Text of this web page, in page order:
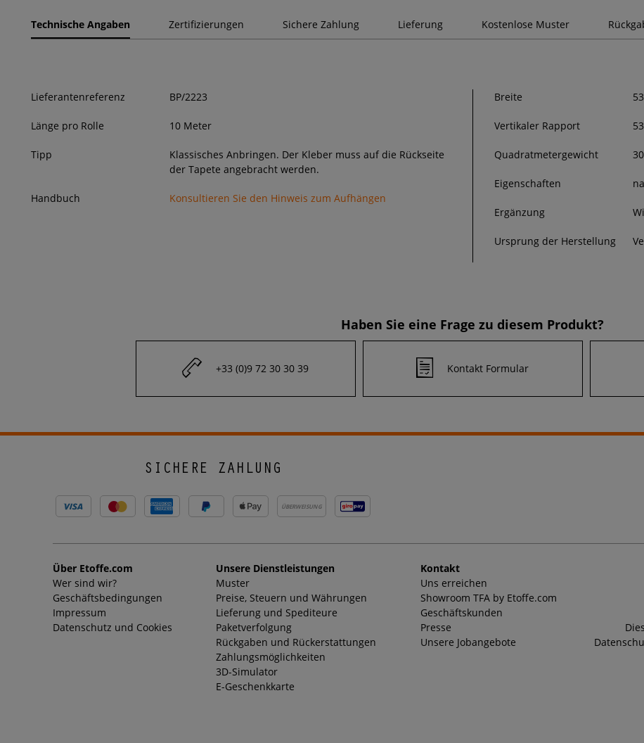
Technische Angaben Zertifizierungen Sichere Zahlung Lieferung Kostenlose Muster
Lieferantenreferenz BP/2223
Länge pro Rolle 10 Meter
Tipp
Klassisches Anbringen. Der Kleber muss auf die Rückseite
der Tapete angebracht werden.
Handbuch Konsultieren Sie den Hinweis zum Aufhängen
Breite 53
Vertikaler Rapport
Quadratmetergewicht
Eigenschaften
Ergänzung
Ursprung der Herstellung
Haben Sie eine Frage zu diesem Produkt?
+33 (0)9 72 30 30 39 Kontakt Formular
SICHERE ZAHLUNG
ÜBERWEISUNG
Über Etoffe.com
Wer sind wir?
Geschäftsbedingungen
Impressum
Datenschutz und Cookies
Unsere Dienstleistungen
Muster
Preise, Steuern und Währungen
Lieferung und Spediteure
Paketverfolgung
Rückgaben und Rückerstattungen
Zahlungsmöglichkeiten
3D-Simulator
E-Geschenkkarte
Kontakt
Uns erreichen
Showroom TFA by Etoffe.com
Geschäftskunden
Presse
Unsere Jobangebote